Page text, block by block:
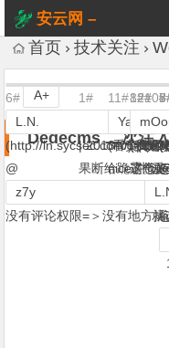
安云网 –
AnYun.ORG
首页 技术关注
Dedecms 二次注
A+
1#
狗样的男人
|2013-05-03
果断给跪了。
2#
(Be
牛逼
(
(
6#
L.N.
(http://ln.sycsec.com/) |
@
z7y
没有评论权限=＞没有地方
(
–
8#
(求大
这个
10#
杀
(有
@
就
11#
Yaseng
(看黄片
nice
12#
(我是
霸气